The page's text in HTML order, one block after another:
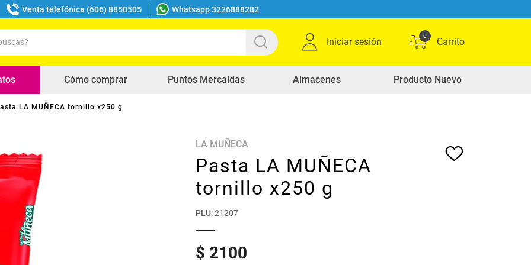
Venta telefónica (606) 8850505 Whatsapp 3226888282
Iniciar sesión
0
Cómo comprar Puntos Mercaldas Almacenes Producto Nuevo
LA MUÑECA tornillo x250 g
LA MUÑECA
Pasta LA MUÑECA
tornillo x250 g
PLU:21207
$ 2100
buscados